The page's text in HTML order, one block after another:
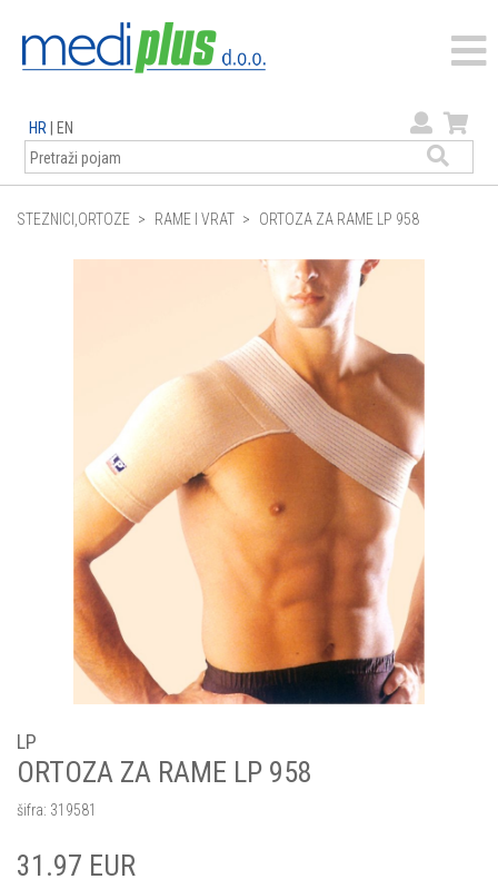
HR EN
STEZNICI,ORTOZE RAME I VRAT ORTOZA ZA RAME LP 958
LP
ORTOZA ZA RAME LP 958
šifra: 319581
31.97 EUR